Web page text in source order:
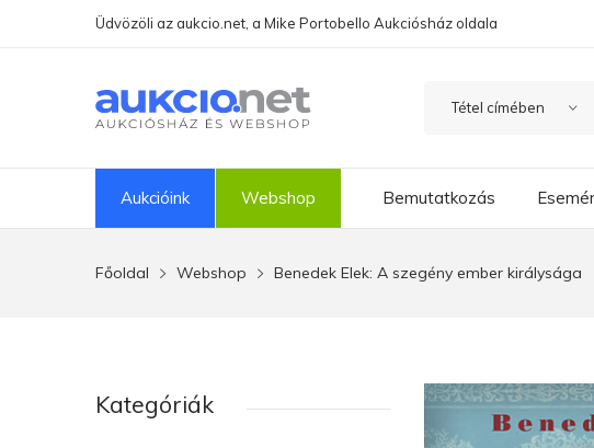
Üdvözöli az aukcio.net, a Mike Portobello Aukciósház oldala
Aukcióink Webshop Bemutatkozás
Főoldal Webshop Benedek Elek: A szegény ember királysága
Kategóriák